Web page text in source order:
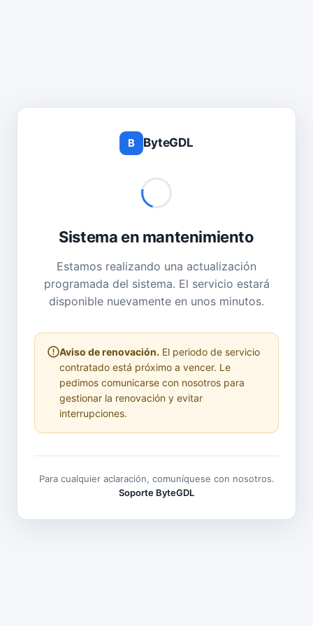
B ByteGDL
Sistema en mantenimiento
Estamos realizando una actualización
programada del sistema. El servicio estará
disponible nuevamente en unos minutos.
Aviso de renovación. El periodo de servicio
contratado está próximo a vencer. Le
pedimos comunicarse con nosotros para
gestionar la renovación y evitar
interrupciones.
Para cualquier aclaración, comuníquese con nosotros.
Soporte ByteGDL